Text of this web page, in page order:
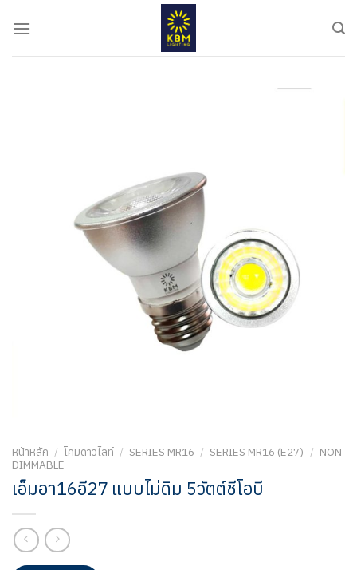
หน้าหลัก / โคมดาวไลท์ / SERIES MR16 / SERIES MR16 (E27) / NON
DIMMABLE
เอ็มอา16อี27 แบบไม่ดิม 5วัตต์ชีโอบี